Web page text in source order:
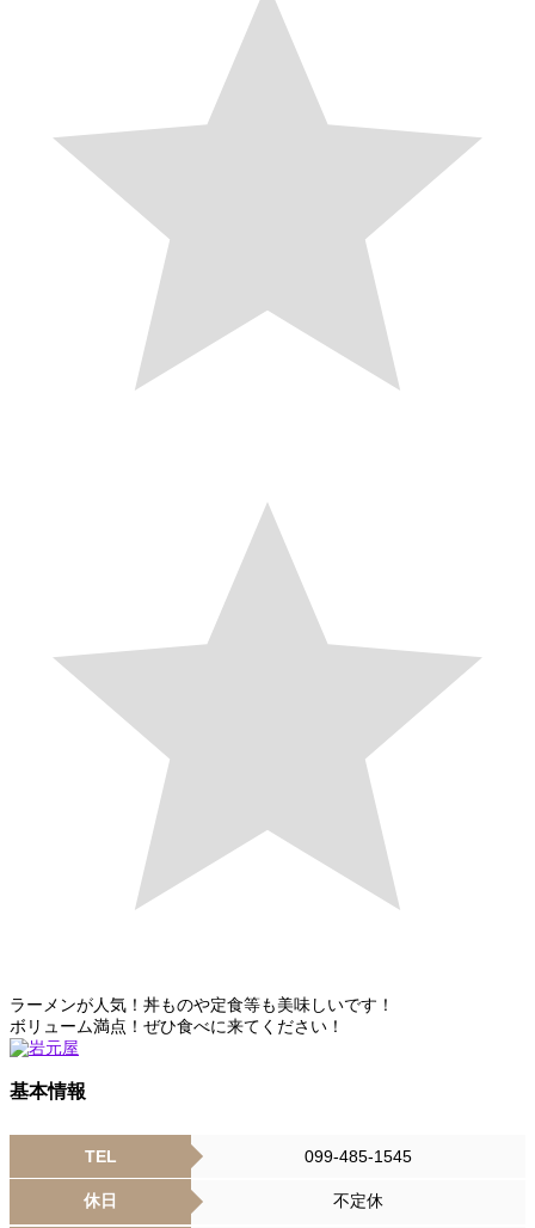
ラーメンが人気！丼ものや定食等も美味しいです！
ボリューム満点！ぜひ食べに来てください！
基本情報
TEL 099-485-1545
休日 不定休